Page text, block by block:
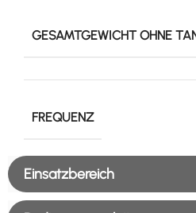
GESAMTGEWICHT OHNE
FREQUENZ
Einsatzbereich